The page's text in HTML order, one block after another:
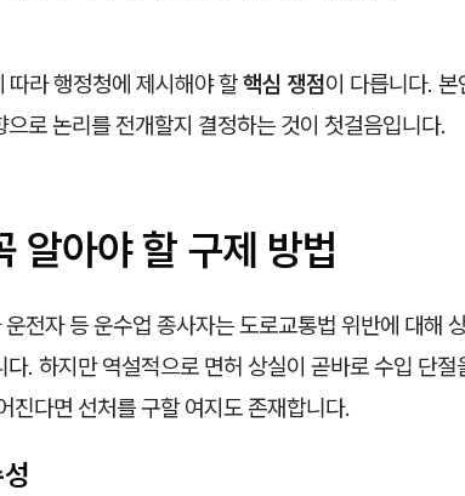
라 행정청에 제시해야 할핵심 쟁점이 다릅니다.
로 논리를 전개할지 결정하는 것이 첫걸음입니다.
알아야 할 구제 방법
전자 등 운수업 종사자는 도로교통법 위반에 대해
. 하지만 역설적으로 면허 상실이 곧바로 수입 단절
진다면 선처를 구할 여지도 존재합니다.